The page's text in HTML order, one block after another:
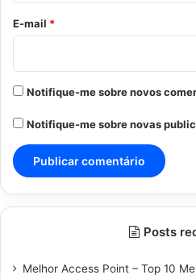
*
E-mail *
Notifique-me sobre novos
Notifique-me sobre novas
Posts
Melhor Access Point – Top 10